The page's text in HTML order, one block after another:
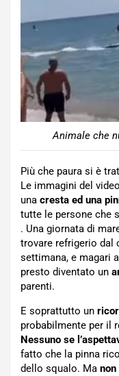
Animale che
Più che paura si è
Le immagini del
una cresta ed una
tutte le persone che
. Una giornata di
trovare refrigerio dal
settimana, e magari
presto diventato un
parenti.
E soprattutto un
probabilmente per il
Nessuno se
fatto che la pinna
dello squalo. Ma